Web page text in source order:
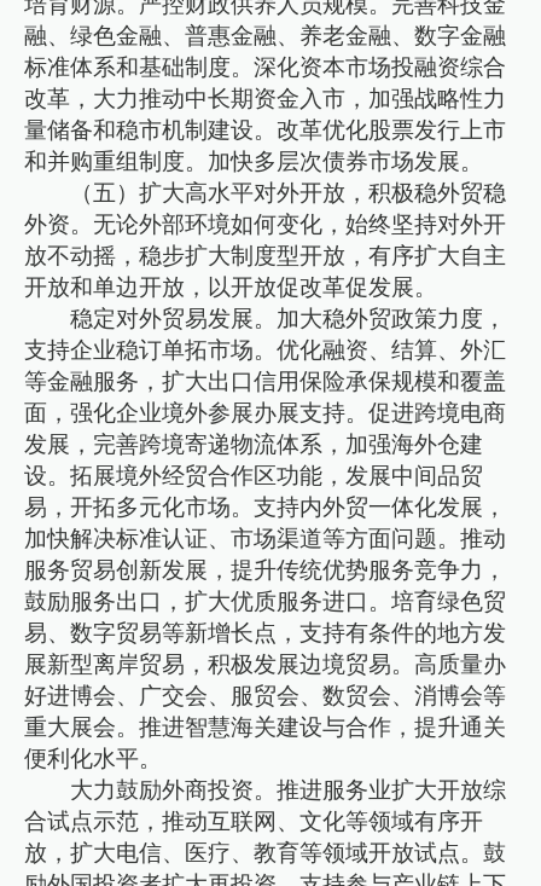
融、绿色金融、普惠金融、养老金融、数字金融
标准体系和基础制度。深化资本市场投融资综合
改革，大力推动中长期资金入市，加强战略性力
量储备和稳市机制建设。改革优化股票发行上市
和并购重组制度。加快多层次债券市场发展。
（五）扩大高水平对外开放，积极稳外贸稳
外资。无论外部环境如何变化，始终坚持对外开
放不动摇，稳步扩大制度型开放，有序扩大自主
开放和单边开放，以开放促改革促发展。
稳定对外贸易发展。加大稳外贸政策力度，
支持企业稳订单拓市场。优化融资、结算、外汇
等金融服务，扩大出口信用保险承保规模和覆盖
面，强化企业境外参展办展支持。促进跨境电商
发展，完善跨境寄递物流体系，加强海外仓建
设。拓展境外经贸合作区功能，发展中间品贸
易，开拓多元化市场。支持内外贸一体化发展，
加快解决标准认证、市场渠道等方面问题。推动
服务贸易创新发展，提升传统优势服务竞争力，
鼓励服务出口，扩大优质服务进口。培育绿色贸
易、数字贸易等新增长点，支持有条件的地方发
展新型离岸贸易，积极发展边境贸易。高质量办
好进博会、广交会、服贸会、数贸会、消博会等
重大展会。推进智慧海关建设与合作，提升通关
便利化水平。
大力鼓励外商投资。推进服务业扩大开放综
合试点示范，推动互联网、文化等领域有序开
放，扩大电信、医疗、教育等领域开放试点。鼓